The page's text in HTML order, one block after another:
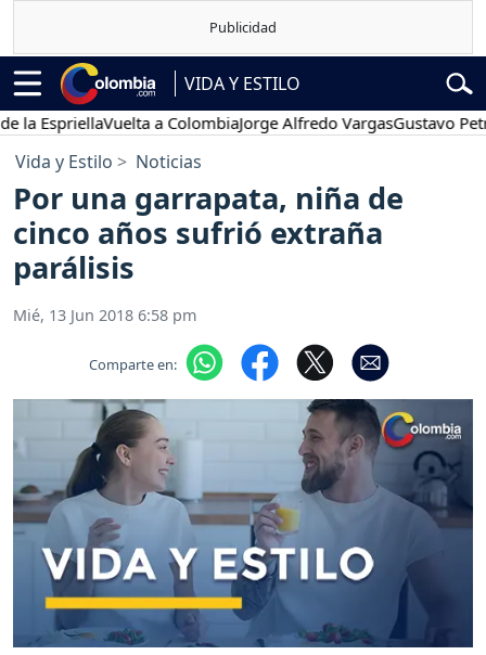
VIDA Y ESTILO
Vuelta a ColombiaJorge Alfredo VargasGustavo Petro
Vida y Estilo Noticias
Por una garrapata, niña de
cinco años sufrió extraña
parálisis
Mié, 13 Jun 2018 6:58 pm
Comparte en: